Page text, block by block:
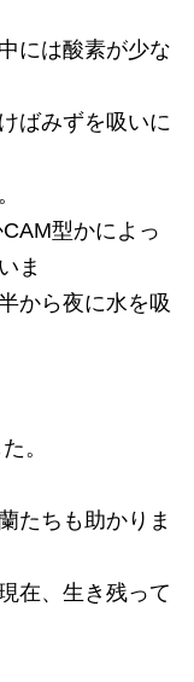
には酸素が少な
ばみずを吸いに
型かによっ
ま
から夜に水を吸
。
たちも助かりま
在、生き残って